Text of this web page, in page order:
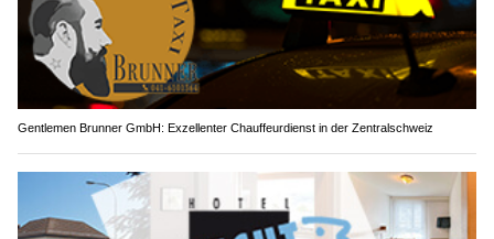
Gentlemen Brunner GmbH: Exzellenter Chauffeurdienst in der Zentralschweiz